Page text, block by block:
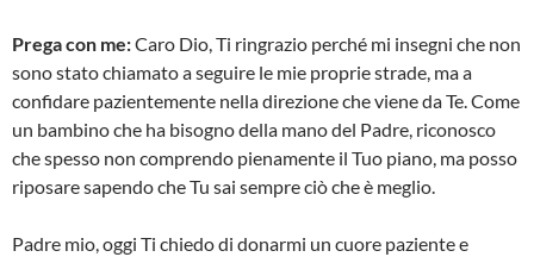
Prega con me:Caro Dio, Ti ringrazio perché mi insegni che non
sono stato chiamato a seguire le mie proprie strade, ma a
confidare pazientemente nella direzione che viene da Te. Come
un bambino che ha bisogno della mano del Padre, riconosco
che spesso non comprendo pienamente il Tuo piano, ma posso
riposare sapendo che Tu sai sempre ciò che è meglio.
Padre mio, oggi Ti chiedo di donarmi un cuore paziente e